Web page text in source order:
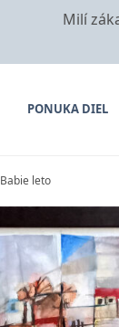
Milí
PONUKA DIEL
Babie leto